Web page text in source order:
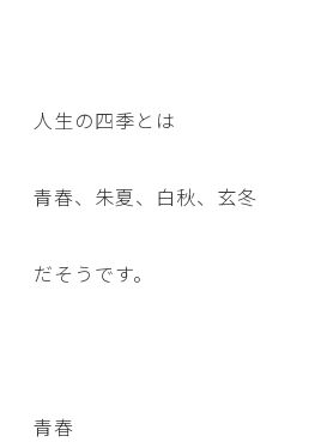
人生の四季とは
青春、朱夏、白秋、玄冬
だそうです。
青春